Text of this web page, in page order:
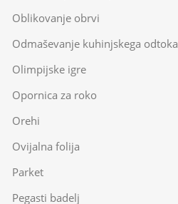
Oblikovanje obrvi
Odmaševanje kuhinjskega odtoka
Olimpijske igre
Opornica za roko
Orehi
Ovijalna folija
Parket
Pegasti badelj